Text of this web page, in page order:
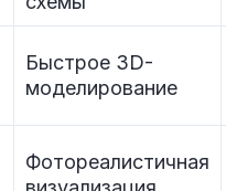
Быстрое 3D-
моделирование
Фотореалистичная